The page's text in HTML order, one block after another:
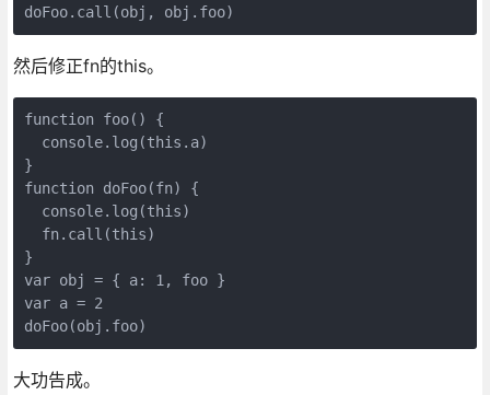
然后修正fn的this。
function foo() {
  console.log(this.a)
}
function doFoo(fn) {
  console.log(this)
  fn.call(this)
}
var obj = { a: 1, foo }
var a = 2
大功告成。